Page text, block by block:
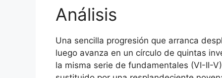
disminuir
el
volumen.
Análisis
Una sencilla progresión que arranca
luego avanza en un círculo de quintas
la misma serie de fundamentales (VI-II-